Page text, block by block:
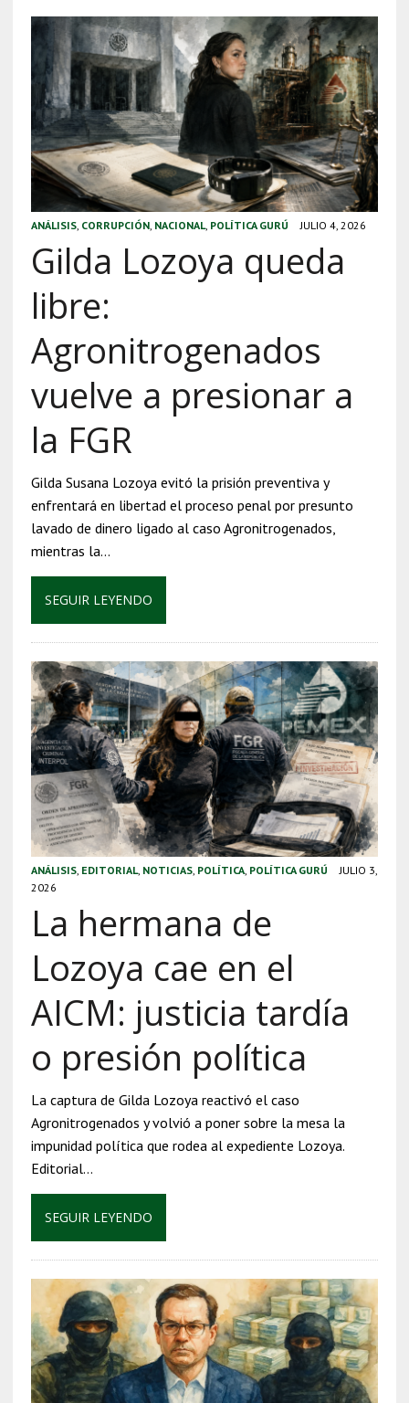
ANÁLISIS, CORRUPCIÓN, NACIONAL, POLÍTICA GURÚ JULIO 4, 2026
Gilda Lozoya queda
libre:
Agronitrogenados
vuelve a presionar a
la FGR
Gilda Susana Lozoya evitó la prisión preventiva y
enfrentará en libertad el proceso penal por presunto
lavado de dinero ligado al caso Agronitrogenados,
mientras la…
SEGUIR LEYENDO
ANÁLISIS, EDITORIAL, NOTICIAS, POLÍTICA, POLÍTICA GURÚ
JULIO 3,
2026
La hermana de
Lozoya cae en el
AICM: justicia tardía
o presión política
La captura de Gilda Lozoya reactivó el caso
Agronitrogenados y volvió a poner sobre la mesa la
impunidad política que rodea al expediente Lozoya.
Editorial…
SEGUIR LEYENDO